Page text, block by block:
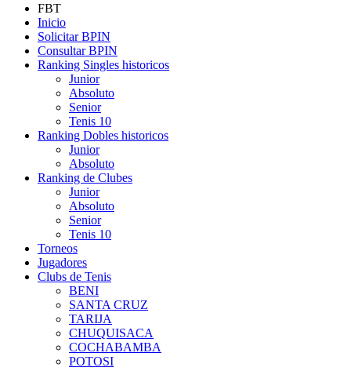
FBT
Inicio
Solicitar BPIN
Consultar BPIN
Ranking Singles historicos
Junior
Absoluto
Senior
Tenis 10
Ranking Dobles historicos
Junior
Absoluto
Ranking de Clubes
Junior
Absoluto
Senior
Tenis 10
Torneos
Jugadores
Clubs de Tenis
BENI
SANTA CRUZ
TARIJA
CHUQUISACA
COCHABAMBA
POTOSI